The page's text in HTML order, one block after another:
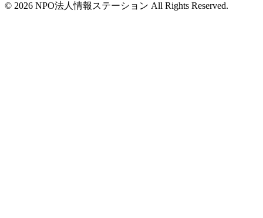
© 2026 NPO法人情報ステーション All Rights Reserved.